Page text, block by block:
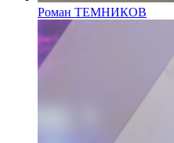
Роман ТЕМНИКОВ